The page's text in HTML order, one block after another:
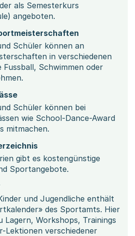
als Semesterkurs
angeboten.
Schüler können an
in verschiedenen
Schwimmen oder
Schüler können bei
wie School-Dance-Award
mitmachen.
gibt es kostengünstige
Sportangebote.
und Jugendliche enthält
des Sportamts. Hier
Lagern, Workshops, Trainings
Lektionen verschiedener